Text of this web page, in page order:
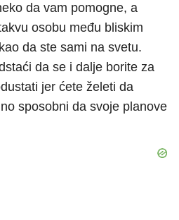
da vam pomogne, a
osobu među bliskim
da ste sami na svetu.
da se i dalje borite za
jer ćete želeti da
sposobni da svoje planove